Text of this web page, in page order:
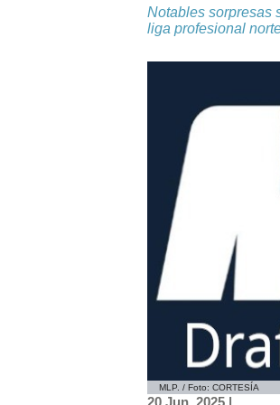
Notables sorpresas
liga profesional
MLP. / Foto: CORTESÍA
20 Jun, 2025 |